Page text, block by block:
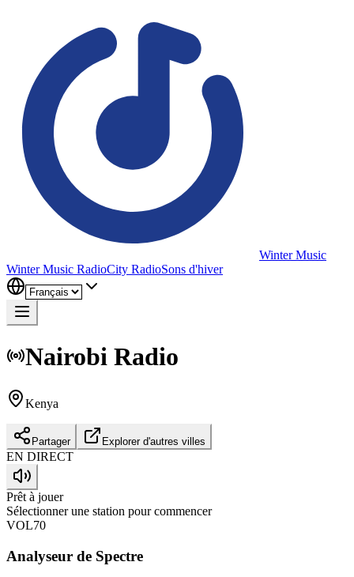
Winter Music
Winter Music RadioCity RadioSons d'hiver
Nairobi Radio
Kenya
Partager Explorer d'autres villes
EN DIRECT
Prêt à jouer
Sélectionner une station pour commencer
VOL70
Analyseur de Spectre